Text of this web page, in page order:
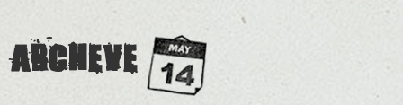
↑写真はHERB TEA SPARKLING
ORENGE .￥500 です。
ARCHEVE